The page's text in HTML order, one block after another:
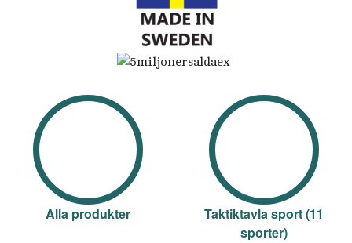
Alla produkter
Taktiktavla sport (11
sporter)